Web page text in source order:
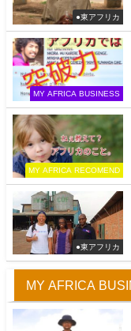
●東アフリカ
MY AFRICA BUSINESS
MY AFRICA RECOMEND
●東アフリカ
MY AFRICA